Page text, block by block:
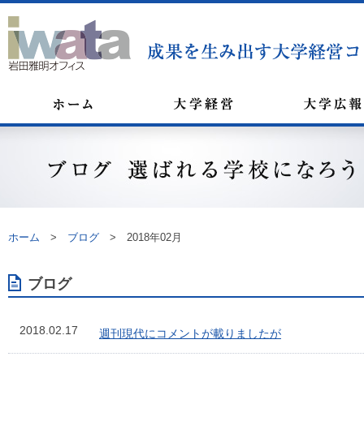
ホーム > ブログ > 2018年02月
ブログ
2018.02.17 週刊現代にコメントが載りましたが